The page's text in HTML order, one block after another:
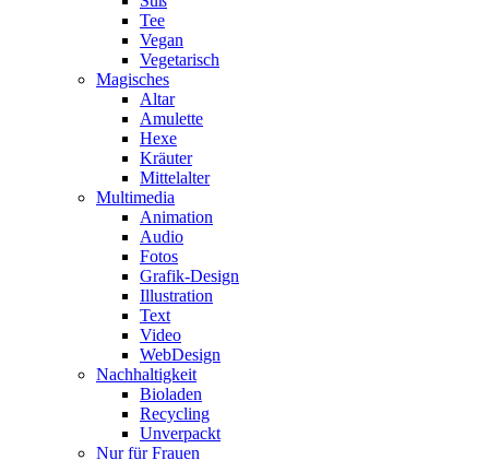
Tee
Vegan
Vegetarisch
Magisches
Altar
Amulette
Hexe
Kräuter
Mittelalter
Multimedia
Animation
Audio
Fotos
Grafik-Design
Illustration
Text
Video
WebDesign
Nachhaltigkeit
Bioladen
Recycling
Unverpackt
Nur für Frauen